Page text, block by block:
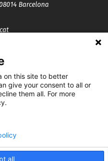
Barcelona
on this site to better
give your consent to all or
them all. For more
all